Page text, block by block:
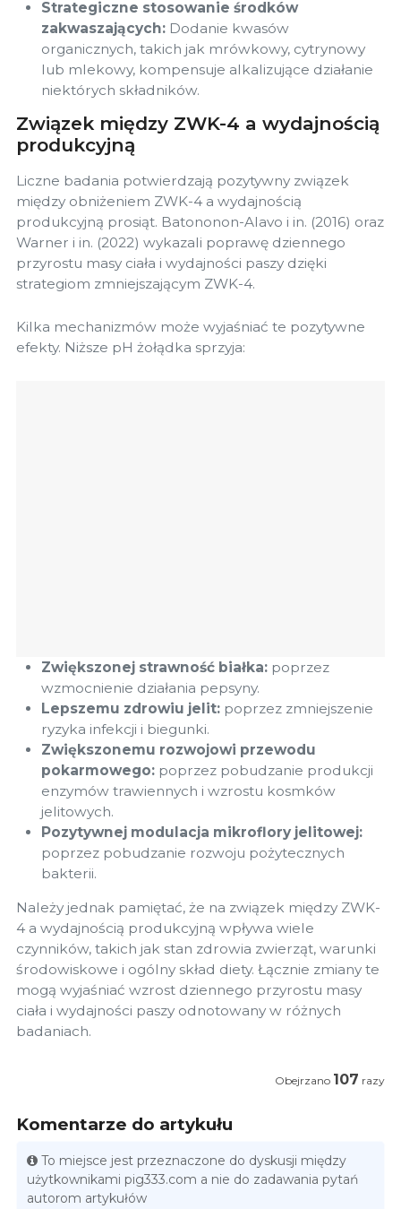
Strategiczne stosowanie środków
zakwaszających: Dodanie kwasów
organicznych, takich jak mrówkowy, cytrynowy
lub mlekowy, kompensuje alkalizujące działanie
niektórych składników.
Związek między ZWK-4 a wydajnością
produkcyjną
Liczne badania potwierdzają pozytywny związek
między obniżeniem ZWK-4 a wydajnością
produkcyjną prosiąt. Batononon-Alavo i in. (2016) oraz
Warner i in. (2022) wykazali poprawę dziennego
przyrostu masy ciała i wydajności paszy dzięki
strategiom zmniejszającym ZWK-4.
Kilka mechanizmów może wyjaśniać te pozytywne
efekty. Niższe pH żołądka sprzyja:
Zwiększonej strawność białka: poprzez
wzmocnienie działania pepsyny.
Lepszemu zdrowiu jelit: poprzez zmniejszenie
ryzyka infekcji i biegunki.
Zwiększonemu rozwojowi przewodu
pokarmowego: poprzez pobudzanie produkcji
enzymów trawiennych i wzrostu kosmków
jelitowych.
Pozytywnej modulacja mikroflory jelitowej:
poprzez pobudzanie rozwoju pożytecznych
bakterii.
Należy jednak pamiętać, że na związek między ZWK-
4 a wydajnością produkcyjną wpływa wiele
czynników, takich jak stan zdrowia zwierząt, warunki
środowiskowe i ogólny skład diety. Łącznie zmiany te
mogą wyjaśniać wzrost dziennego przyrostu masy
ciała i wydajności paszy odnotowany w różnych
badaniach.
Obejrzano 107 razy
Komentarze do artykułu
To miejsce jest przeznaczone do dyskusji między
użytkownikami pig333.com a nie do zadawania pytań
autorom artykułów